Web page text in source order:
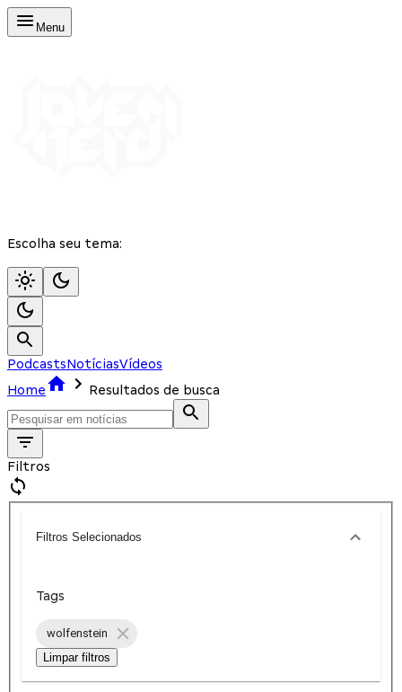
Menu
Escolha seu tema:
PodcastsNotíciasVídeos
Home
Resultados de busca
Filtros
Filtros Selecionados
Tags
wolfenstein
Limpar filtros